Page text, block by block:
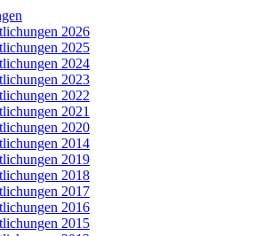
2026
2025
2024
2023
2022
2021
2020
2014
2019
2018
2017
2016
2015